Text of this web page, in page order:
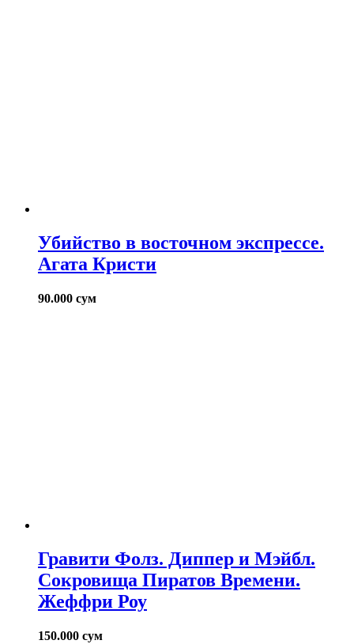
Убийство в восточном экспрессе.
Агата Кристи
90.000 сум
Гравити Фолз. Диппер и Мэйбл.
Сокровища Пиратов Времени.
Жеффри Роу
150.000 сум